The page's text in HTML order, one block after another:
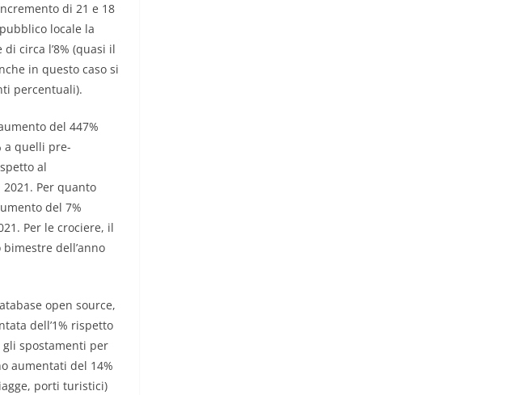
di 21 e 18
locale la
circa l’8% (quasi il
in questo caso si
percentuali).
del 447%
a quelli pre-
al
Per quanto
del 7%
Per le crociere, il
dell’anno
open source,
dell’1% rispetto
spostamenti per
aumentati del 14%
porti turistici)